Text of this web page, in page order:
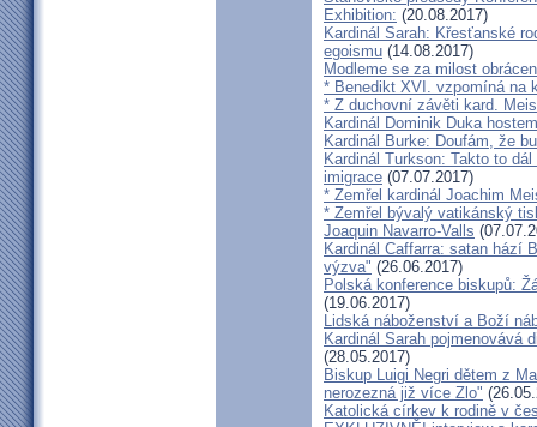
Exhibition: (20.08.2017)
Kardinál Sarah: Křesťanské
egoismu (14.08.2017)
Modleme se za milost
* Benedikt XVI. vzpomíná na
* Z duchovní závěti kard.
Kardinál Dominik Duka
Kardinál Burke: Doufám, že
Kardinál Turkson: Takto to
imigrace (07.07.2017)
* Zemřel kardinál Joachim
* Zemřel bývalý vatikánský
Joaquin Navarro-Valls
Kardinál Caffarra: satan hází
výzva" (26.06.2017)
Polská konference biskupů:
(19.06.2017)
Lidská náboženství a Boží
Kardinál Sarah pojmenovává
(28.05.2017)
Biskup Luigi Negri dětem z
nerozezná již více Zlo"
Katolická církev k rodině v